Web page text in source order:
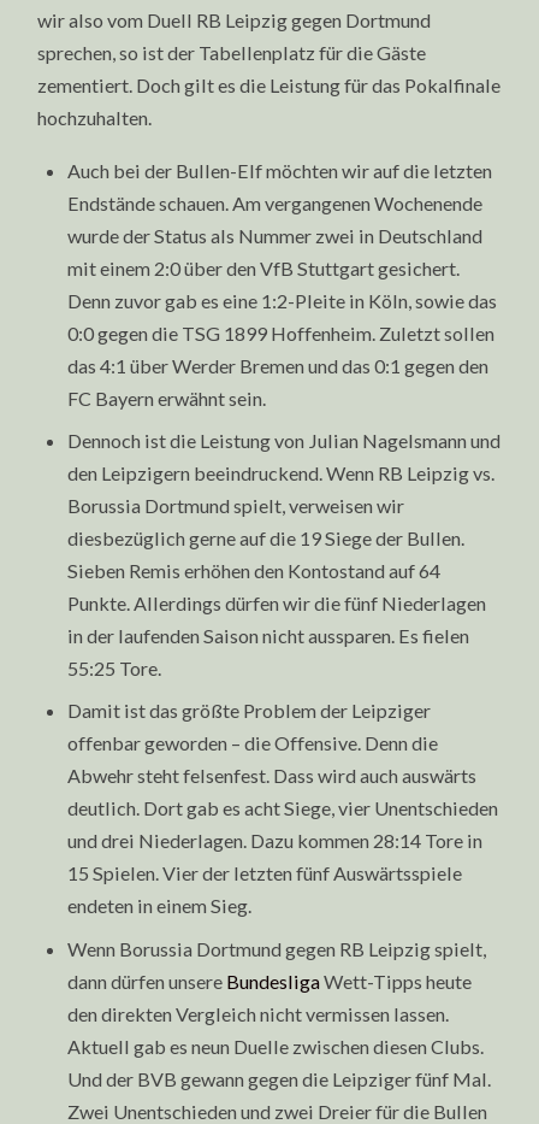
wir also vom Duell RB Leipzig gegen Dortmund
sprechen, so ist der Tabellenplatz für die Gäste
zementiert. Doch gilt es die Leistung für das Pokalfinale
hochzuhalten.
Auch bei der Bullen-Elf möchten wir auf die letzten
Endstände schauen. Am vergangenen Wochenende
wurde der Status als Nummer zwei in Deutschland
mit einem 2:0 über den VfB Stuttgart gesichert.
Denn zuvor gab es eine 1:2-Pleite in Köln, sowie das
0:0 gegen die TSG 1899 Hoffenheim. Zuletzt sollen
das 4:1 über Werder Bremen und das 0:1 gegen den
FC Bayern erwähnt sein.
Dennoch ist die Leistung von Julian Nagelsmann und
den Leipzigern beeindruckend. Wenn RB Leipzig vs.
Borussia Dortmund spielt, verweisen wir
diesbezüglich gerne auf die 19 Siege der Bullen.
Sieben Remis erhöhen den Kontostand auf 64
Punkte. Allerdings dürfen wir die fünf Niederlagen
in der laufenden Saison nicht aussparen. Es fielen
55:25 Tore.
Damit ist das größte Problem der Leipziger
offenbar geworden – die Offensive. Denn die
Abwehr steht felsenfest. Dass wird auch auswärts
deutlich. Dort gab es acht Siege, vier Unentschieden
und drei Niederlagen. Dazu kommen 28:14 Tore in
15 Spielen. Vier der letzten fünf Auswärtsspiele
endeten in einem Sieg.
Wenn Borussia Dortmund gegen RB Leipzig spielt,
dann dürfen unsere BundesligaWett-Tipps heute
den direkten Vergleich nicht vermissen lassen.
Aktuell gab es neun Duelle zwischen diesen Clubs.
Und der BVB gewann gegen die Leipziger fünf Mal.
Zwei Unentschieden und zwei Dreier für die Bullen